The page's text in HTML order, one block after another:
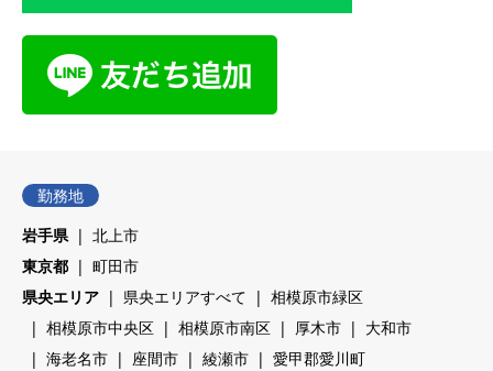
勤務地
岩手県
北上市
東京都
町田市
県央エリア
県央エリアすべて
相模原市緑区
相模原市中央区
相模原市南区 厚木市
大和市
海老名市
座間市 綾瀬市
愛甲郡愛川町